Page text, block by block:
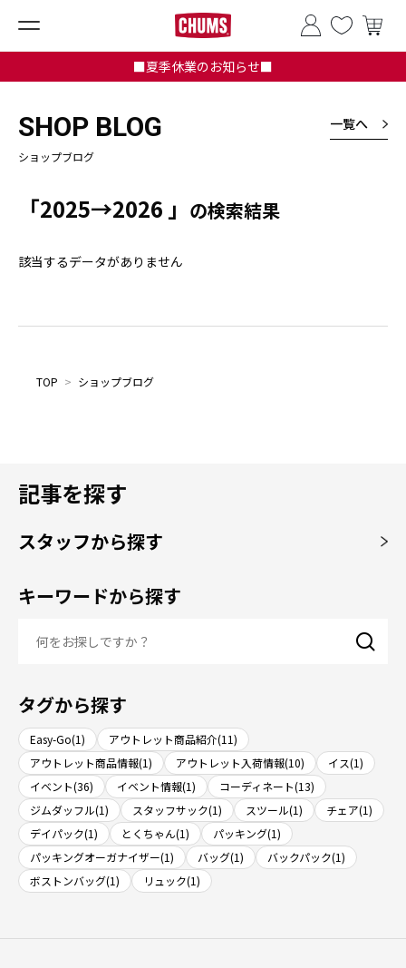
■夏季休業のお知らせ■
SHOP BLOG
ショップブログ
一覧へ
「2025→2026 」 の検索結果
該当するデータがありません
TOP > ショップブログ
記事を探す
スタッフから探す
キーワードから探す
タグから探す
Easy-Go(1)
アウトレット商品紹介(11)
アウトレット商品情報(1)
アウトレット入荷情報(10)
イス(1)
イベント(36)
イベント情報(1)
コーディネート(13)
ジムダッフル(1)
スタッフサック(1) スツール(1)
チェア(1)
デイパック(1)
とくちゃん(1)
パッキング(1)
パッキングオーガナイザー(1)
バッグ(1)
バックパック(1)
ボストンバッグ(1)
リュック(1)